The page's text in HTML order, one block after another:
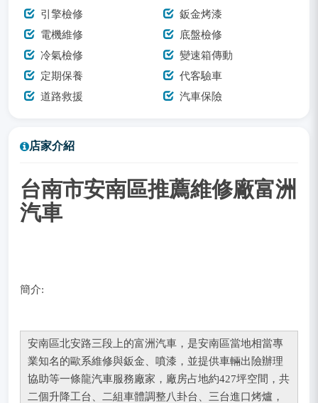
引擎檢修
鈑金烤漆
電機維修
底盤檢修
冷氣檢修
變速箱傳動
定期保養
代客驗車
道路救援
汽車保險
店家介紹
台南市安南區推薦維修廠富洲
汽車
簡介:
安南區北安路三段上的富洲汽車，是安南區當地相當專
業知名的歐系維修與鈑金、噴漆，並提供車輛出險辦理
協助等一條龍汽車服務廠家，廠房占地約427坪空間，共
二個升降工台、二組車體調整八卦台、三台進口烤爐，